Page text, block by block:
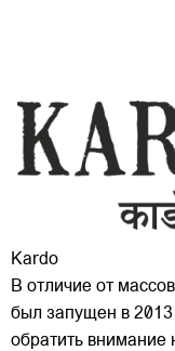
Kardo
В отличие от
был запущен в 2013
обратить внимание